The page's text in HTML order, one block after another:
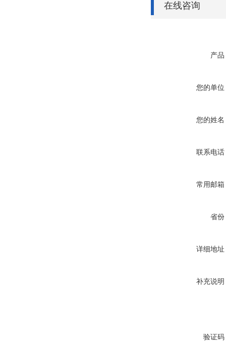
在线咨询
产品
您的单位
您的姓名
联系电话
常用邮箱
省份
详细地址
补充说明
验证码